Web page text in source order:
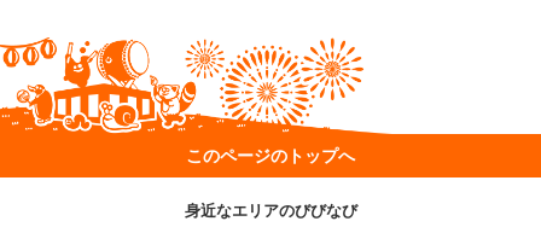
このページのトップへ
身近なエリアのびびなび